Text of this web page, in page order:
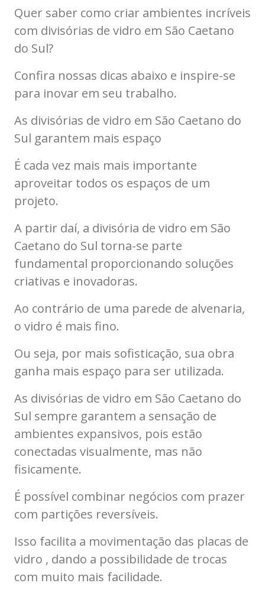
Quer saber como criar ambientes incríveis
com divisórias de vidro em São Caetano
do Sul?
Confira nossas dicas abaixo e inspire-se
para inovar em seu trabalho.
As divisórias de vidro em São Caetano do
Sul garantem mais espaço
É cada vez mais mais importante
aproveitar todos os espaços de um
projeto.
A partir daí, a divisória de vidro em São
Caetano do Sul torna-se parte
fundamental proporcionando soluções
criativas e inovadoras.
Ao contrário de uma parede de alvenaria,
o vidro é mais fino.
Ou seja, por mais sofisticação, sua obra
ganha mais espaço para ser utilizada.
As divisórias de vidro em São Caetano do
Sul sempre garantem a sensação de
ambientes expansivos, pois estão
conectadas visualmente, mas não
fisicamente.
É possível combinar negócios com prazer
com partições reversíveis.
Isso facilita a movimentação das placas de
vidro , dando a possibilidade de trocas
com muito mais facilidade.